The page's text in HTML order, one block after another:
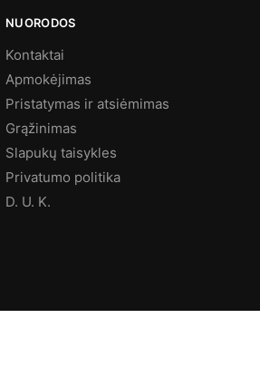
NUORODOS
Kontaktai
Apmokėjimas
Pristatymas ir atsiėmimas
Grąžinimas
Slapukų taisykles
Privatumo politika
D. U. K.